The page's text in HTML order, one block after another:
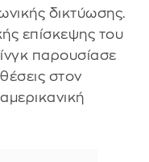
δικτύωσης.
επίσκεψης του
παρουσίασε
στον